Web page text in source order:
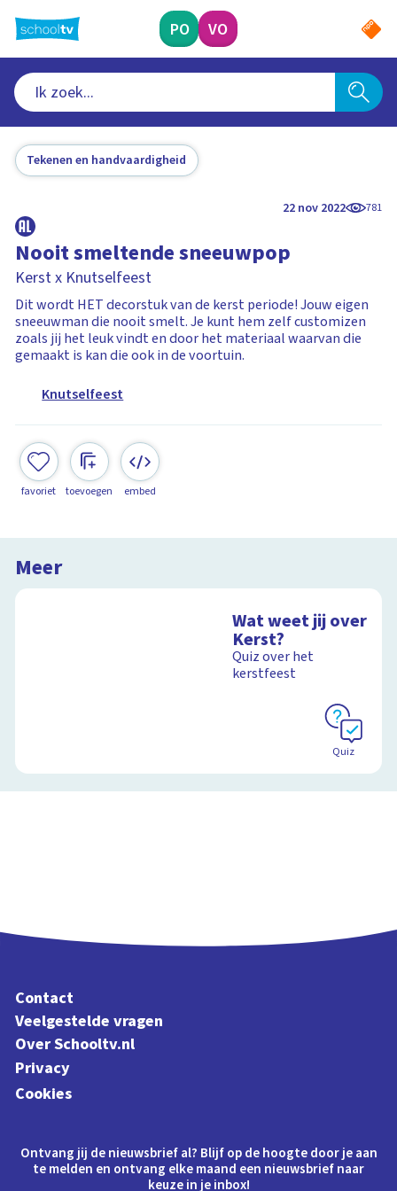
naar
hoofdinhoud
PO VO
Tekenen en handvaardigheid
22 nov 2022 781
Nooit smeltende sneeuwpop
Kerst x Knutselfeest
Dit wordt HET decorstuk van de kerst periode! Jouw eigen
sneeuwman die nooit smelt. Je kunt hem zelf customizen
zoals jij het leuk vindt en door het materiaal waarvan die
gemaakt is kan die ook in de voortuin.
Knutselfeest
favoriet toevoegen embed
Meer
Wat weet jij over
Kerst?
Quiz over het
kerstfeest
Quiz
Contact
Veelgestelde vragen
Over Schooltv.nl
Privacy
Cookies
Ontvang jij de nieuwsbrief al? Blijf op de hoogte door je aan
te melden en ontvang elke maand een nieuwsbrief naar
keuze in je inbox!